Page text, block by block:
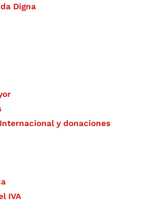
Digna
y donaciones
IVA